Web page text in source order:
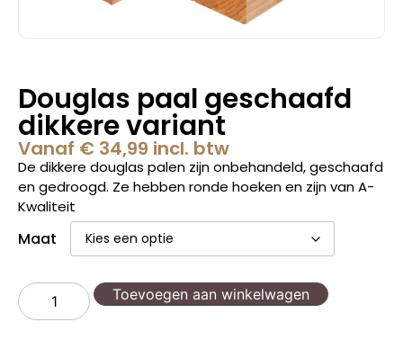
Douglas paal geschaafd
dikkere variant
Vanaf € 34,99 incl. btw
De dikkere douglas palen zijn onbehandeld, geschaafd
en gedroogd. Ze hebben ronde hoeken en zijn van A-
Kwaliteit
Maat
Toevoegen aan winkelwagen